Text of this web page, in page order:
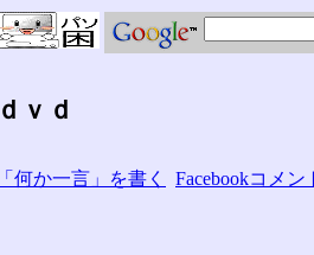
ｄｖｄ
「何か一言」を書く Facebookコメ